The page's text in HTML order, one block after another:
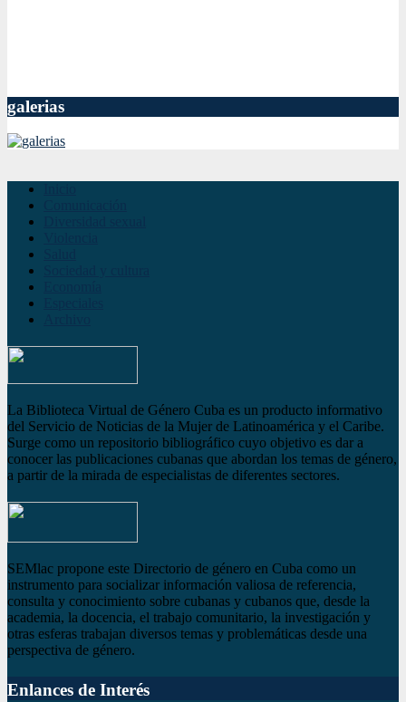
galerias
La Biblioteca Virtual de Género Cuba es un producto informativo
del Servicio de Noticias de la Mujer de Latinoamérica y el Caribe.
Surge como un repositorio bibliográfico cuyo objetivo es dar a
conocer las publicaciones cubanas que abordan los temas de género,
a partir de la mirada de especialistas de diferentes sectores.
SEMlac propone este Directorio de género en Cuba como un
instrumento para socializar información valiosa de referencia,
consulta y conocimiento sobre cubanas y cubanos que, desde la
academia, la docencia, el trabajo comunitario, la investigación y
otras esferas trabajan diversos temas y problemáticas desde una
perspectiva de género.
Enlances de Interés